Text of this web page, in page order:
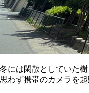
冬には閑散としていた
思わず携帯のカメラを起